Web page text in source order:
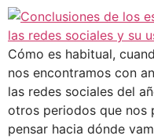
Cómo es habitual,
nos encontramos con
las redes sociales del
otros periodos que nos
pensar hacia dónde